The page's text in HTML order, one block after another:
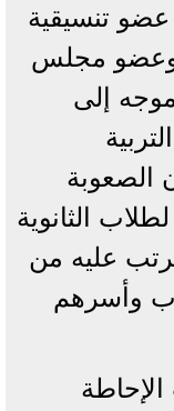
تنسيقية
وعضو مجلس
إلى
الصعوبة
الثانوية
ترتب عليه من
وأسرهم